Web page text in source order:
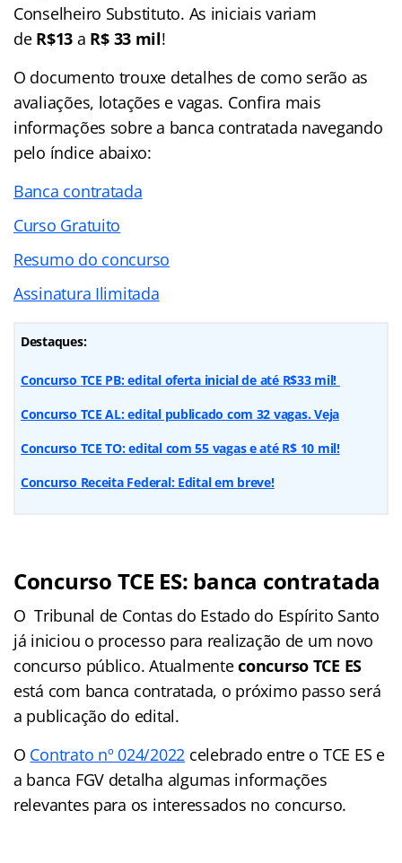
Conselheiro Substituto. As iniciais variam
de R$13 a R$ 33 mil!
O documento trouxe detalhes de como serão as
avaliações, lotações e vagas. Confira mais
informações sobre a banca contratada navegando
pelo índice abaixo:
Banca contratada
Curso Gratuito
Resumo do concurso
Assinatura Ilimitada
Destaques:
Concurso TCE PB: edital oferta inicial de até R$33 mil!
Concurso TCE AL: edital publicado com 32 vagas. Veja
Concurso TCE TO: edital com 55 vagas e até R$ 10 mil!
Concurso Receita Federal: Edital em breve!
Concurso TCE ES: banca contratada
O Tribunal de Contas do Estado do Espírito Santo
já iniciou o processo para realização de um novo
concurso público. Atualmenteconcurso TCE ES
está com banca contratada, o próximo passo será
a publicação do edital.
O Contrato nº 024/2022 celebrado entre o TCE ES e
a banca FGV detalha algumas informações
relevantes para os interessados no concurso.